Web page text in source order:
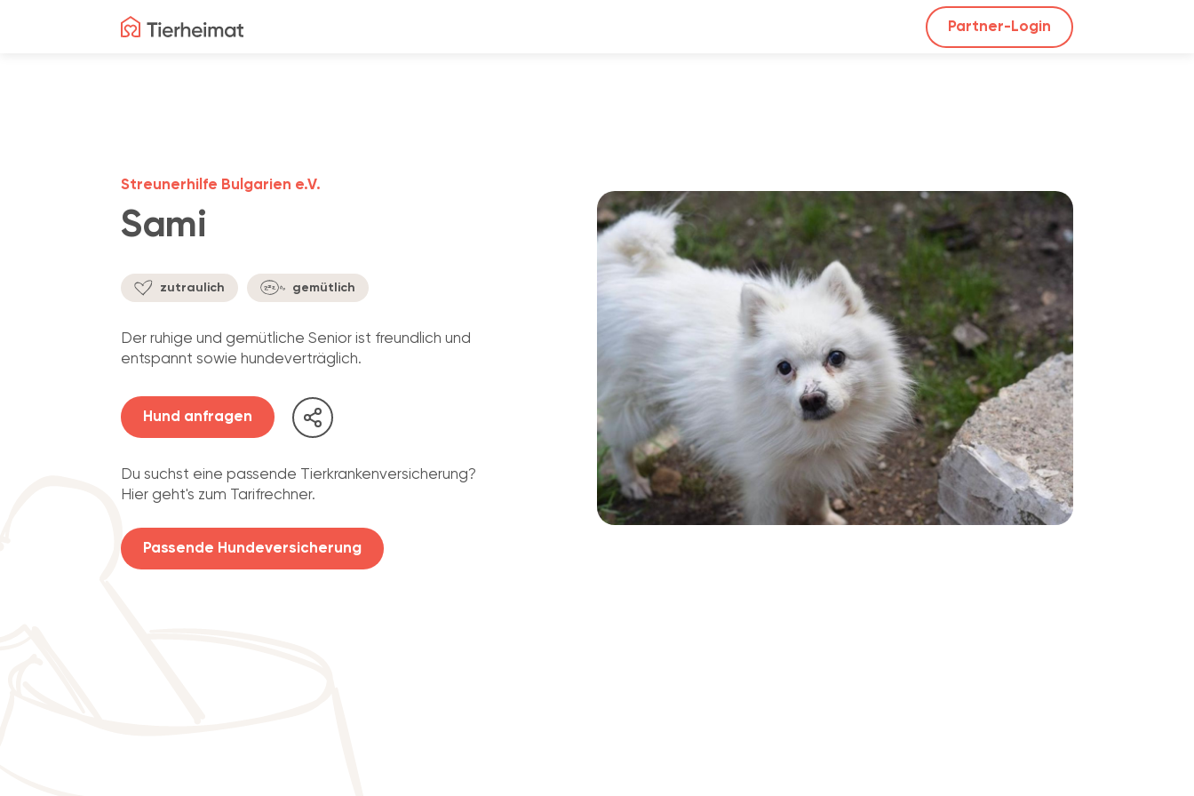
Partner-Login
Sami
Streunerhilfe Bulgarien e.V.
zutraulich gemütlich
Der ruhige und gemütliche Senior ist freundlich und
entspannt sowie hundeverträglich.
Hund anfragen
Du suchst eine passende Tierkrankenversicherung?
Hier geht's zum Tarifrechner.
Passende Hundeversicherung